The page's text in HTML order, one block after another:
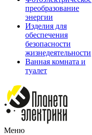
преобразование
энергии
Изделия для
обеспечения
безопасности
жизнедеятельности
Ванная комната и
туалет
Меню